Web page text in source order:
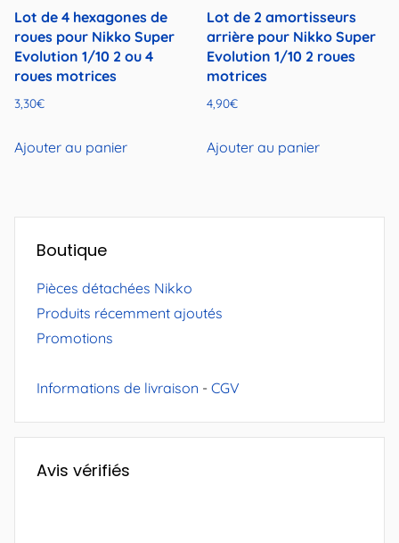
Lot de 4 hexagones de
roues pour Nikko Super
Evolution 1/10 2 ou 4
roues motrices
3,30€
Ajouter au panier
Lot de 2 amortisseurs
arrière pour Nikko Super
Evolution 1/10 2 roues
motrices
4,90€
Ajouter au panier
Boutique
Pièces détachées Nikko
Produits récemment ajoutés
Promotions
Informations de livraison - CGV
Avis vérifiés